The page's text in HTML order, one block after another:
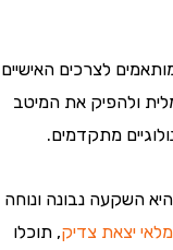
לצרכים האישיים
את המיטב
מתקדמים.
נבונה ונוחה
צדיק , תוכלו